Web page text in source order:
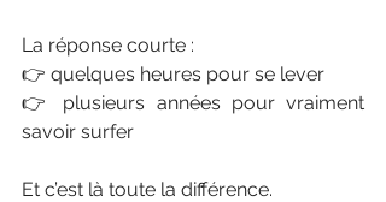
La réponse courte :
👉 quelques heures pour se lever
👉 plusieurs années pour vraiment
savoir surfer
Et c’est là toute la différence.